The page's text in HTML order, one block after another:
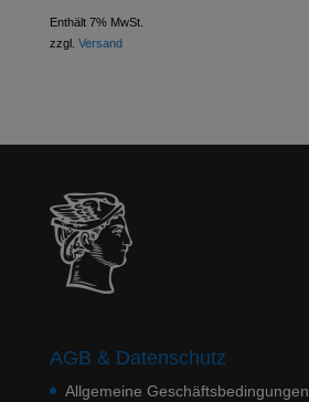
Enthält 7% MwSt.
zzgl. Versand
AGB & Datenschutz
Allgemeine Geschäftsbedingungen